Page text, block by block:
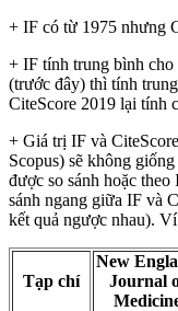
+ IF có từ 1975 nhưng
+ IF tính trung bình cho
(trước đây) thì tính
CiteScore 2019 lại tính
+ Giá trị IF và
Scopus) sẽ không
được so sánh hoặc
sánh ngang giữa IF và
kết quả ngược nhau).
Tạp chí
New
Journal